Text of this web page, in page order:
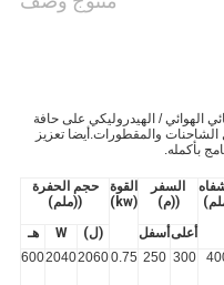
الهوائي / الهيدروليكي على حافة
والمقطورات.أيضا تعزيز
بأكمله.
السفر
((م)
القوة
(kw)
حجم الحفرة
((ملم)
أعلى أسفل (ل) W
هـ
300
250
0.75
2060
2040
600